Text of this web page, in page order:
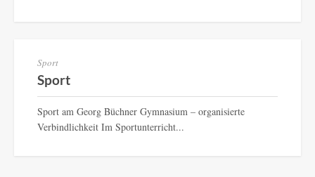
Sport
Sport
Sport am Georg Büchner Gymnasium – organisierte
Verbindlichkeit Im Sportunterricht...